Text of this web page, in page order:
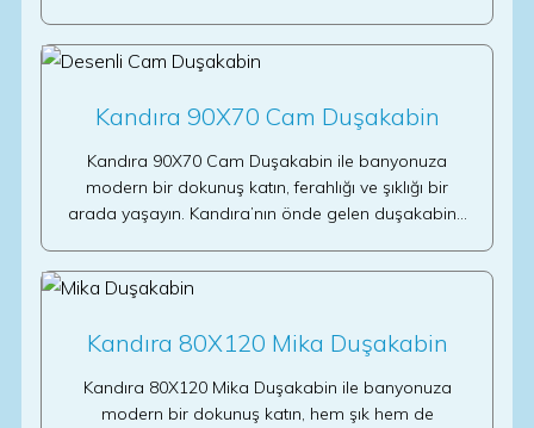
Kandıra 90X70 Cam Duşakabin
Kandıra 90X70 Cam Duşakabin ile banyonuza
modern bir dokunuş katın, ferahlığı ve şıklığı bir
arada yaşayın. Kandıra’nın önde gelen duşakabin…
Kandıra 80X120 Mika Duşakabin
Kandıra 80X120 Mika Duşakabin ile banyonuza
modern bir dokunuş katın, hem şık hem de